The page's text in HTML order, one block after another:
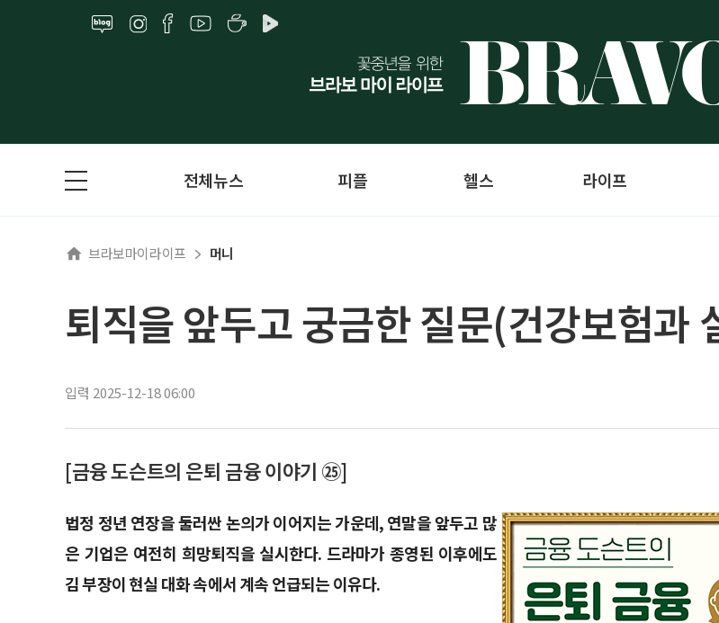
전체뉴스 피플 헬스 라이프
브라보마이라이프 머니
퇴직을 앞두고 궁금한 질문(건강보험과
입력 2025-12-18 06:00
[금융 도슨트의 은퇴 금융 이야기 ㉕]
법정 정년 연장을 둘러싼 논의가 이어지는 가운데, 연말을 앞두고 많
은 기업은 여전히 희망퇴직을 실시한다. 드라마가 종영된 이후에도
김 부장이 현실 대화 속에서 계속 언급되는 이유다.